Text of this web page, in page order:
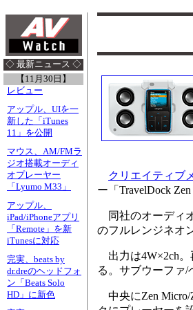
◇ 最新ニュース ◇
【11月30日】
レビュー
アップル、UIを一
新した「iTunes
11」を公開
マウス、AM/FMラ
ジオ搭載オーディ
オプレーヤー
「Lyumo M33」
アップル、
iPad/iPhoneアプリ
「Remote」を新
iTunesに対応
完実、beats by
dr.dreのヘッドフォ
ン「Beats Solo
HD」に新色
クリエイティブ
ー「TravelDock
同社のオーディ
のフルレンジネオ
出力は4W×2ch。
る。サブウーファ/
中央にZen Micro/